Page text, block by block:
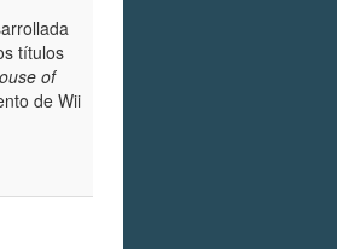
títulos
of
de Wii